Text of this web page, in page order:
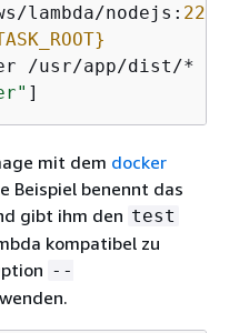
lambda/nodejs: 22
/usr/app/dist/* ./
]
mit dem docker
Beispiel benennt das
gibt ihm den test
kompatibel zu
--